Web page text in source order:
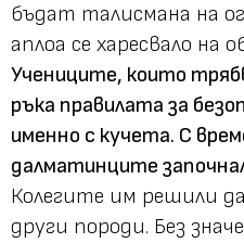
бъдат талисмана на
аплоа се харесвало на
Учениците, които
ръка правилата за
именно с кучета. С
далматинците
Колегите им решили
други породи. Без